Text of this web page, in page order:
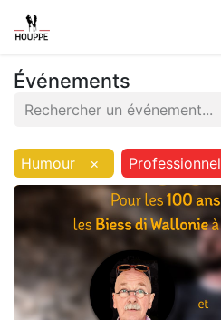
Événements
Humour × Professionnel